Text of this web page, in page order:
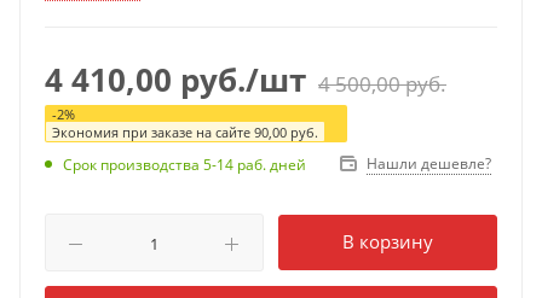
4 410,00 руб./шт 4 500,00руб.
-2%
Экономия при заказе на сайте 90,00 руб.
Срок производства 5-14 раб. дней Нашли дешевле?
В корзину